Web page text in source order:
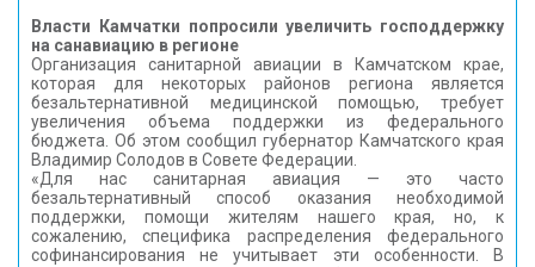
Власти Камчатки попросили увеличить господдержку
на санавиацию в регионе
Организация санитарной авиации в Камчатском крае,
которая для некоторых районов региона является
безальтернативной медицинской помощью, требует
увеличения объема поддержки из федерального
бюджета. Об этом сообщил губернатор Камчатского края
Владимир Солодов в Совете Федерации.
«Для нас санитарная авиация — это часто
безальтернативный способ оказания необходимой
поддержки, помощи жителям нашего края, но, к
сожалению, специфика распределения федерального
софинансирования не учитывает эти особенности. В